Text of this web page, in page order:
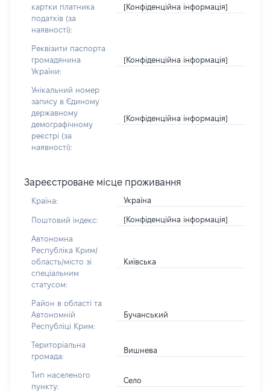
картки платника
податків (за
наявності):
[Конфіденційна інформація]
Реквізити паспорта
громадянина
України:
[Конфіденційна інформація]
Унікальний номер
запису в Єдиному
державному
демографічному
реєстрі (за
наявності):
[Конфіденційна інформація]
Зареєстроване місце проживання
Країна: Україна
Поштовий індекс: [Конфіденційна інформація]
Автономна
Республіка Крим/
область/місто зі
спеціальним
статусом:
Київська
Район в області та
Автономній
Республіці Крим:
Бучанський
Територіальна
громада:
Вишнева
Тип населеного
пункту:
Село